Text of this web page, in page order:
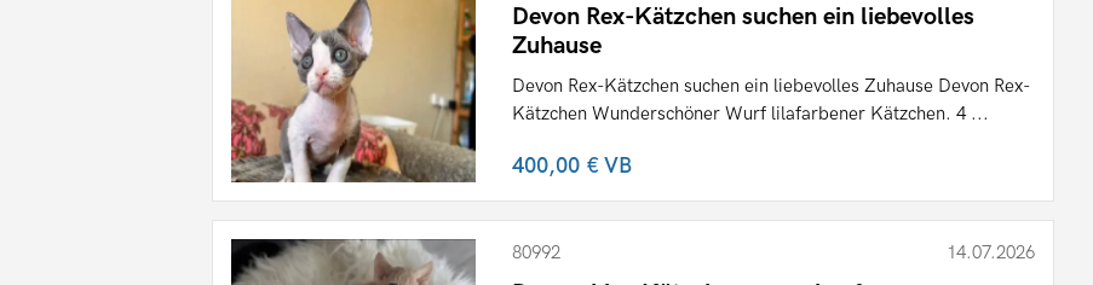
Devon Rex-Kätzchen suchen ein liebevolles
Zuhause
Devon Rex-Kätzchen suchen ein liebevolles Zuhause Devon Rex-
Kätzchen Wunderschöner Wurf lilafarbener Kätzchen. 4 ...
400,00 €VB
80992 14.07.2026